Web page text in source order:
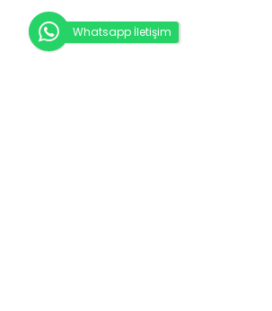
Whatsapp İletişim